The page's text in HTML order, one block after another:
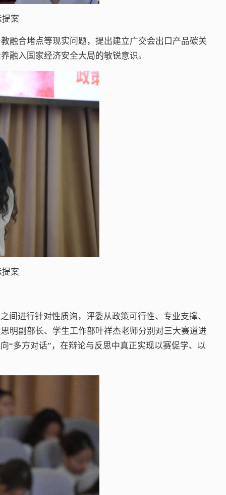
案
融合堵点等现实问题，提出建立广交会出口产品碳关
融入国家经济安全大局的敏锐意识。
案
进行针对性质询，评委从政策可行性、专业支撑、
明副部长、学生工作部叶祥杰老师分别对三大赛道进
“多方对话”，在辩论与反思中真正实现以赛促学、以